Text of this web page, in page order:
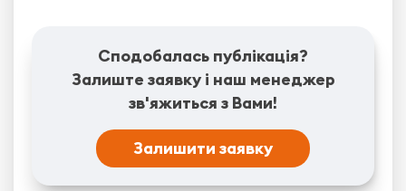
Сподобалась публікація?
Залиште заявку і наш менеджер
зв'яжиться з Вами!
Залишити заявку